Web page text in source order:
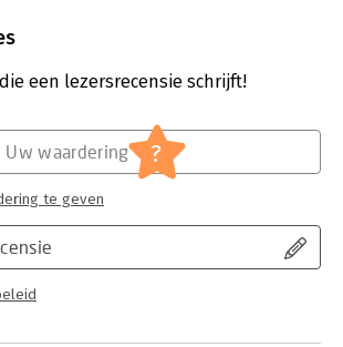
22-9-2021
een lezersrecensie schrijft!
Uw waardering ?
te geven